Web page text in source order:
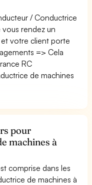
/ Conductrice
rendez un
votre client porte
=> Cela
RC
de machines
pour
machines à
comprise dans les
de machines à